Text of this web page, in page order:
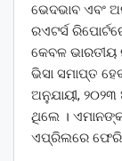
ଭେଦଭାବ ଏବଂ
ରଏଟର୍ସ
କେବଳ
ଭିସା ସମାପ୍ତ
ଅନୁଯାୟୀ,
ଥିଲେ ।
ଏପ୍ରିଲରେ